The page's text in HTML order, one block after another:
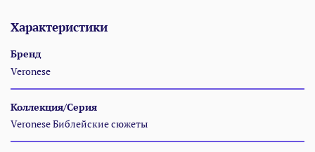
Характеристики
Бренд
Veronese
Коллекция/Серия
Veronese Библейские сюжеты